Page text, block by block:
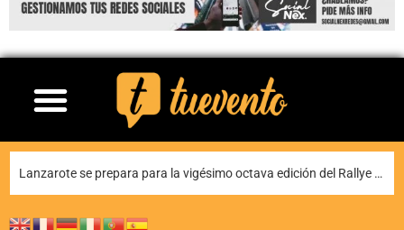
La historia y la música dialogan en Yaiza